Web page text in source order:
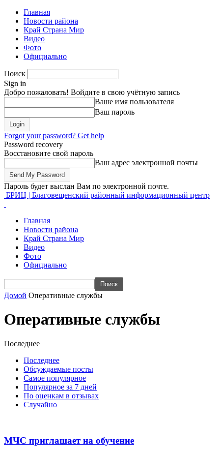
Главная
Новости района
Край Страна Мир
Видео
Фото
Официально
Поиск
Sign in
Добро пожаловать! Войдите в свою учётную запись
Ваше имя пользователя
Ваш пароль
Forgot your password? Get help
Password recovery
Восстановите свой пароль
Ваш адрес электронной почты
Пароль будет выслан Вам по электронной почте.
БРИЦ | Благовещенский районный информационный центр
Главная
Новости района
Край Страна Мир
Видео
Фото
Официально
Домой Оперативные службы
Оперативные службы
Последнее
Последнее
Обсуждаемые посты
Самое популярное
Популярное за 7 дней
По оценкам в отзывах
Случайно
МЧС приглашает на обучение